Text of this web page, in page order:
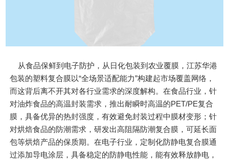
从食品保鲜到电子防护，从日化包装到农业覆膜，江苏华港
包装的塑料复合膜以“全场景适配能力”构建起市场覆盖网络，
而这背后离不开其对各行业需求的深度解构。在食品行业，针
对油炸食品的高温封装需求，推出耐瞬时高温的PET/PE复合
膜，具备优异的热封强度，有效避免封装过程中膜材变形；针
对烘焙食品的防潮需求，研发出高阻隔防潮复合膜，可延长面
包等烘焙产品的保质期。在电子行业，定制化防静电复合膜通
过添加导电涂层，具备稳定的防静电性能，能有效释放静电，